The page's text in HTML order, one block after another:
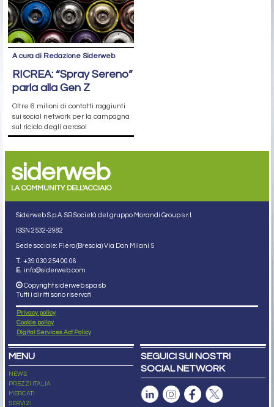
A cura di Redazione Siderweb
RICREA: “Spray Sereno”
parla alla Gen Z
Oltre 6 milioni di contatti raggiunti
sui social network per la campagna
sul riciclo degli aerosol
siderweb
LA COMMUNITY DELL'ACCIAIO
Siderweb S.p.A. SB Società del gruppo Morandi Group s.r.l.
ISSN 2532-2982
Sede sociale: Flero (Brescia) Via Don Milani 5
T. +39 030 254 00 06
E. info@siderweb.com
Copyright siderweb spa sb
Tutti i diritti sono riservati
Privacy policy
Cookie policy
Digital Services Act Policy
MENU
NEWS
PREZZI ITALIA
MERCATI
SERVIZI
SEGUICI SUI NOSTRI
SOCIAL NETWORK